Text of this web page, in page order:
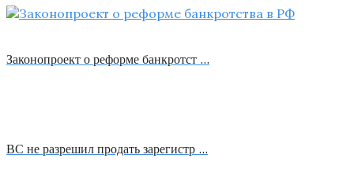
Законопроект о реформе банкротст …
ВС не разрешил продать зарегистр …